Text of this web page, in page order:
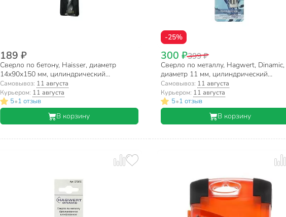
189 ₽
Сверло по бетону, Haisser, диаметр
14х90х150 мм, цилиндрический
хвостовик, HS105010
Самовывоз: 11 августа
Курьером: 11 августа
5•1 отзыв
В корзину
-25%
300 ₽399 ₽
Сверло по металлу, Hagwert, Dinamic,
диаметр 11 мм, цилиндрический
хвостовик, 575110
Самовывоз: 11 августа
Курьером: 11 августа
5•1 отзыв
В корзину